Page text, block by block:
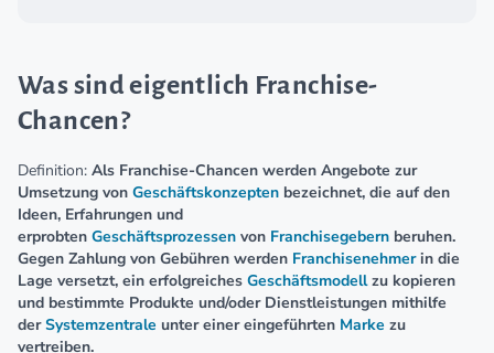
Was sind eigentlich Franchise-
Chancen?
Definition: Als Franchise-Chancen werden Angebote zur
Umsetzung von Geschäftskonzepten bezeichnet, die auf den
Ideen, Erfahrungen und
erprobten Geschäftsprozessen von Franchisegebern beruhen.
Gegen Zahlung von Gebühren werden Franchisenehmerin die
Lage versetzt, ein erfolgreiches Geschäftsmodellzu kopieren
und bestimmte Produkte und/oder Dienstleistungen mithilfe
derSystemzentrale unter einer eingeführten Marke zu
vertreiben.